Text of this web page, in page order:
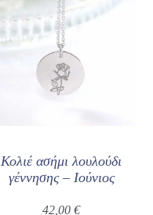
Κολιέ ασήμι λουλούδι
γέννησης – Ιούνιος
42,00 €